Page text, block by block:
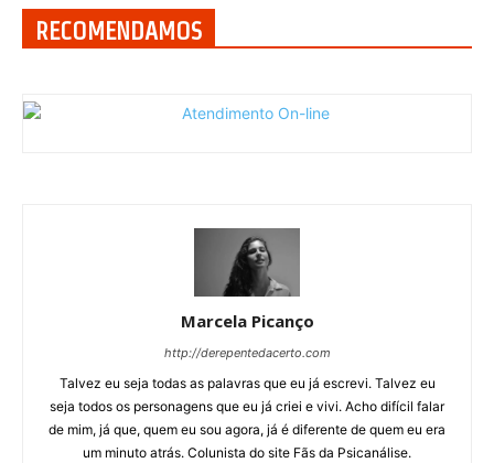
RECOMENDAMOS
Marcela Picanço
http://derepentedacerto.com
Talvez eu seja todas as palavras que eu já escrevi. Talvez eu
seja todos os personagens que eu já criei e vivi. Acho difícil falar
de mim, já que, quem eu sou agora, já é diferente de quem eu era
um minuto atrás. Colunista do site Fãs da Psicanálise.